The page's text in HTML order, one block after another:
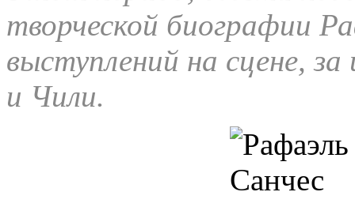
творческой биографии
выступлений на сцене,
и Чили.